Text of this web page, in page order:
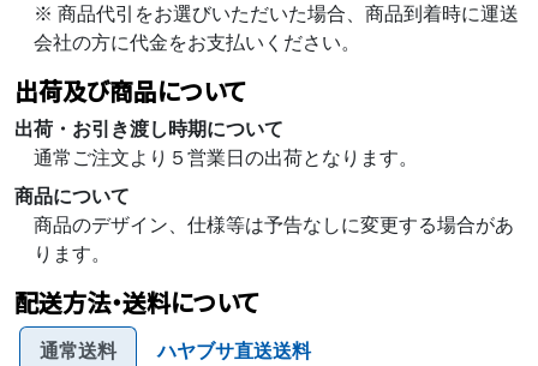
※ 商品代引をお選びいただいた場合、商品到着時に運送
会社の方に代金をお支払いください。
出荷及び商品について
出荷・お引き渡し時期について
通常ご注文より５営業日の出荷となります。
商品について
商品のデザイン、仕様等は予告なしに変更する場合があ
ります。
配送方法・送料について
通常送料 ハヤブサ直送送料